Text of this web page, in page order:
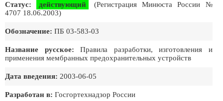
Статус: действующий
(Регистрация Минюста России №
4707 18.06.2003)
Обозначение: ПБ 03-583-03
Название русское: Правила разработки, изготовления и
применения мембранных предохранительных устройств
Дата введения: 2003-06-05
Разработан в: Госгортехнадзор России